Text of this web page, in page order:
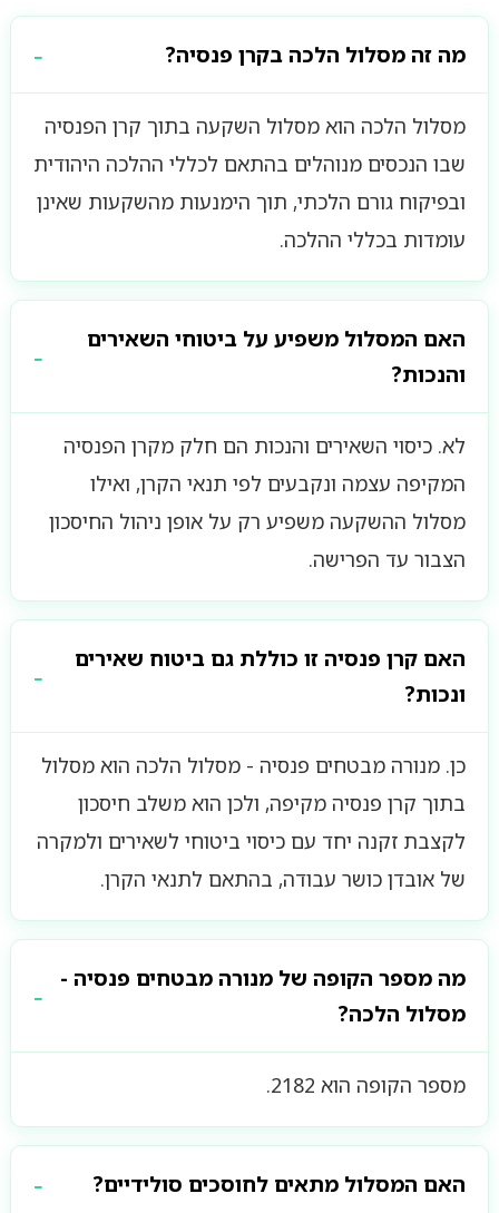
מה זה מסלול הלכה בקרן פנסיה?
מסלול הלכה הוא מסלול השקעה בתוך קרן הפנסיה
שבו הנכסים מנוהלים בהתאם לכללי ההלכה היהודית
ובפיקוח גורם הלכתי, תוך הימנעות מהשקעות שאינן
עומדות בכללי ההלכה.
האם המסלול משפיע על ביטוחי השאירים
והנכות?
לא. כיסוי השאירים והנכות הם חלק מקרן הפנסיה
המקיפה עצמה ונקבעים לפי תנאי הקרן, ואילו
מסלול ההשקעה משפיע רק על אופן ניהול החיסכון
הצבור עד הפרישה.
האם קרן פנסיה זו כוללת גם ביטוח שאירים
ונכות?
כן. מנורה מבטחים פנסיה - מסלול הלכה הוא מסלול
בתוך קרן פנסיה מקיפה, ולכן הוא משלב חיסכון
לקצבת זקנה יחד עם כיסוי ביטוחי לשאירים ולמקרה
של אובדן כושר עבודה, בהתאם לתנאי הקרן.
מה מספר הקופה של מנורה מבטחים פנסיה -
מסלול הלכה?
מספר הקופה הוא 2182.
האם המסלול מתאים לחוסכים סולידיים?